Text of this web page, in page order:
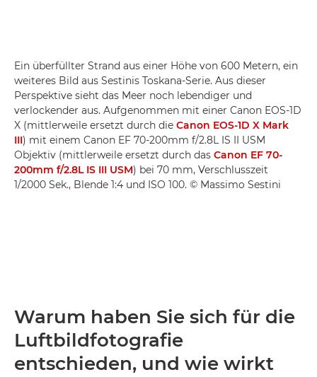
Ein überfüllter Strand aus einer Höhe von 600 Metern, ein
weiteres Bild aus Sestinis Toskana-Serie. Aus dieser
Perspektive sieht das Meer noch lebendiger und
verlockender aus. Aufgenommen mit einer Canon EOS-1D
X (mittlerweile ersetzt durch die Canon EOS-1D X Mark
III) mit einem Canon EF 70-200mm f/2.8L IS II USM
Objektiv (mittlerweile ersetzt durch das Canon EF 70-
200mm f/2.8L IS III USM) bei 70 mm, Verschlusszeit
1/2000 Sek., Blende 1:4 und ISO 100. © Massimo Sestini
Warum haben Sie sich für die
Luftbildfotografie
entschieden, und wie wirkt